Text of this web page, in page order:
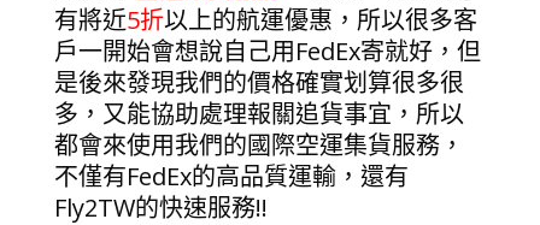
有將近5折以上的航運優惠，所以很多客
戶一開始會想說自己用FedEx寄就好，但
是後來發現我們的價格確實划算很多很
多，又能協助處理報關追貨事宜，所以
都會來使用我們的國際空運集貨服務，
不僅有FedEx的高品質運輸，還有
Fly2TW的快速服務!!